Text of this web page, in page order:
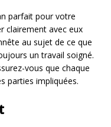
parfait pour votre
clairement avec eux
au sujet de ce que
un travail soigné.
vous que chaque
parties impliquées.